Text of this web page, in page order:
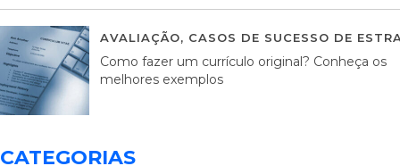
AVALIAÇÃO, CASOS DE SUCESSO DE
Como fazer um currículo original? Conheça os
melhores exemplos
CATEGORIAS